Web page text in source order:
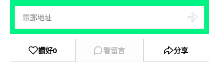
讚好0 看留言 分享